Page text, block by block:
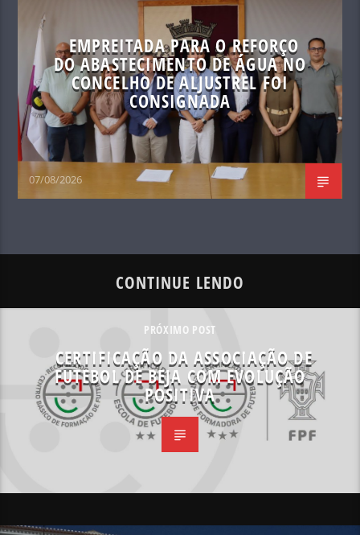
EMPREITADA PARA O REFORÇO
DO ABASTECIMENTO DE ÁGUA NO
CONCELHO DE ALJUSTREL FOI
CONSIGNADA
07/08/2026
CONTINUE LENDO
PRÓXIMO POST
CERTIFICAÇÃO DA ASSOCIAÇÃO DE
FUTEBOL DE BEJA COM EVOLUÇÃO
POSITIVA